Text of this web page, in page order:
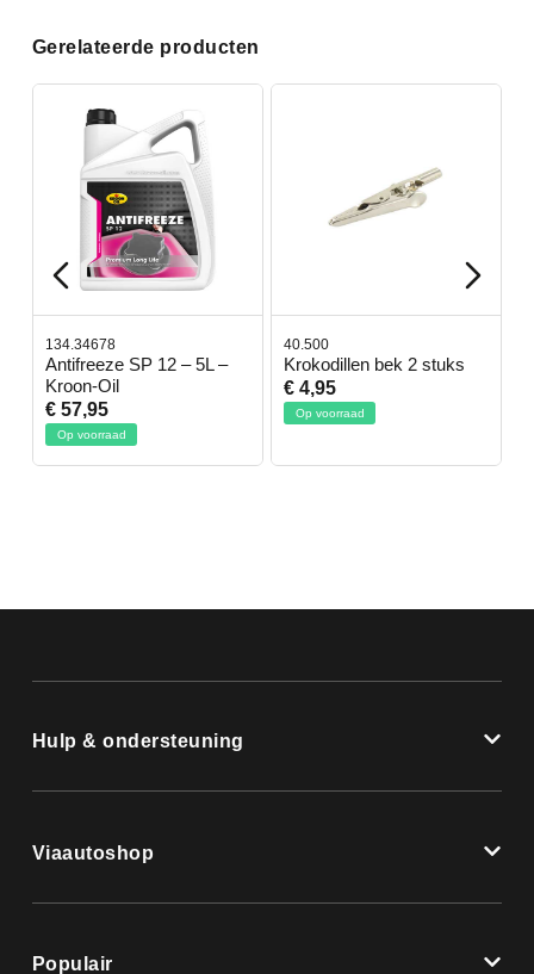
Gerelateerde producten
134.34678
Antifreeze SP 12 – 5L –
Kroon-Oil
€ 57,95
Op voorraad
40.500
Krokodillen bek 2 stuks
€ 4,95
Op voorraad
Hulp & ondersteuning
Viaautoshop
Populair